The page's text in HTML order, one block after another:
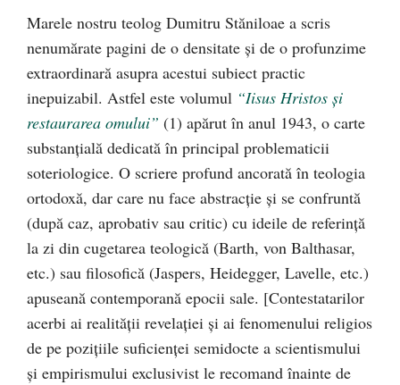
Marele nostru teolog Dumitru Stăniloae a scris
nenumărate pagini de o densitate şi de o profunzime
extraordinară asupra acestui subiect practic
inepuizabil. Astfel este volumul “Iisus Hristos şi
restaurarea omului” (1) apărut în anul 1943, o carte
substanţială dedicată în principal problematicii
soteriologice. O scriere profund ancorată în teologia
ortodoxă, dar care nu face abstracţie şi se confruntă
(după caz, aprobativ sau critic) cu ideile de referinţă
la zi din cugetarea teologică (Barth, von Balthasar,
etc.) sau filosofică (Jaspers, Heidegger, Lavelle, etc.)
apuseană contemporană epocii sale. [Contestatarilor
acerbi ai realităţii revelaţiei şi ai fenomenului religios
de pe poziţiile suficienţei semidocte a scientismului
şi empirismului exclusivist le recomand înainte de